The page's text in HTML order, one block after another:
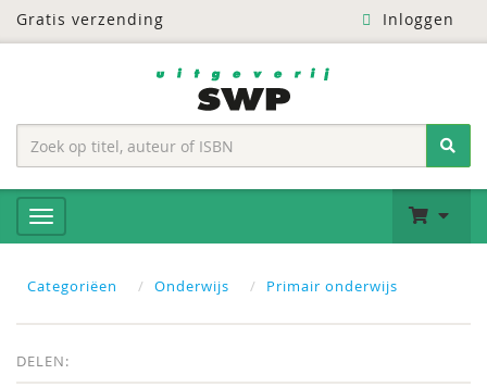
Gratis verzending Inloggen
Categoriëen Onderwijs Primair onderwijs
DELEN: